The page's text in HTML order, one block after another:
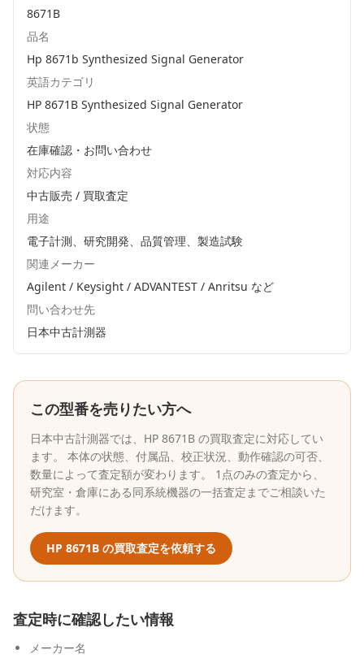
8671B
品名
Hp 8671b Synthesized Signal Generator
英語カテゴリ
HP 8671B Synthesized Signal Generator
状態
在庫確認・お問い合わせ
対応内容
中古販売 / 買取査定
用途
電子計測、研究開発、品質管理、製造試験
関連メーカー
Agilent / Keysight / ADVANTEST / Anritsu など
問い合わせ先
日本中古計測器
この型番を売りたい方へ
日本中古計測器では、 HP 8671B の買取査定に対応してい
ます。 本体の状態、付属品、校正状況、動作確認の可否、
数量によって査定額が変わります。 1点のみの査定から、
研究室・倉庫にある同系統機器の一括査定までご相談いた
だけます。
HP 8671B の買取査定を依頼する
査定時に確認したい情報
メーカー名